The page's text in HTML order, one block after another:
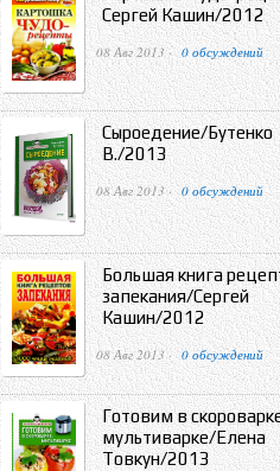
Сергей Кашин/2012
08 Авг 2013 · 0 обсуждений
Сыроедение/Бутенко
В./2013
08 Авг 2013 · 0 обсуждений
Большая книга
запекания/Сергей
Кашин/2012
08 Авг 2013 · 0 обсуждений
Готовим в
мультиварке/Елена
Товкун/2013